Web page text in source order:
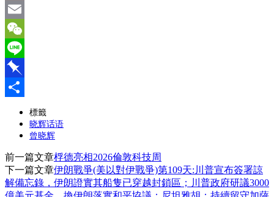
Twitter
Email
WeChat
Line
Pinboard
標籤
晓辉话语
曾晓辉
前一篇文章桴德亮相2026倫敦科技周
下一篇文章伊朗戰爭(美以對伊戰爭)第109天:川普宣布簽署諒
解備忘錄，伊朗證實其船隻已穿越封鎖區；川普政府研議3000